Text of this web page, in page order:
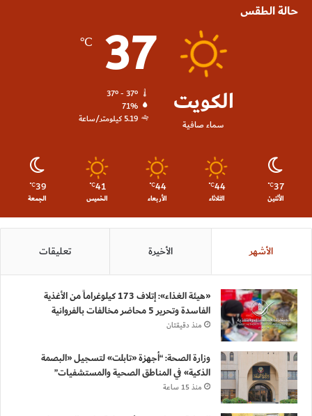
حالة الطقس
الكويت
سماء صافية
37
℃
37º - 37º
71%
5.19 كيلومتر/ساعة
37
℃
الأثنين
44
℃
الثلاثاء
44
℃
الأربعاء
41
℃
الخميس
39
℃
الجمعة
الأشهر الأخيرة تعليقات
«هيئة الغذاء»: إتلاف 173 كيلوغراماً من الأغذية
الفاسدة وتحرير 5 محاضر مخالفات بالفروانية
منذ دقيقتان
وزارة الصحة: “أجهزة «تابلت» لتسجيل «البصمة
الذكية» في المناطق الصحية والمستشفيات”
منذ 15 ساعة